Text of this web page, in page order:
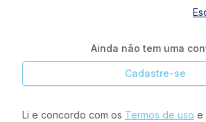
Ainda não tem uma
Cadastre-se
Li e concordo com os Termos de uso e